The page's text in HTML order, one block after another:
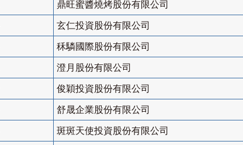
鼎旺蜜醬燒烤股份有限公司
玄仁投資股份有限公司
秝驎國際股份有限公司
澄月股份有限公司
俊穎投資股份有限公司
舒晟企業股份有限公司
斑斑天使投資股份有限公司